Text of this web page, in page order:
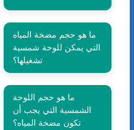
ما هو حجم مضخة المياه
التي يمكن للوحة شمسية
تشغيلها؟
ما هو حجم اللوحة
الشمسية التي يجب أن
تكون مضخة المياه؟